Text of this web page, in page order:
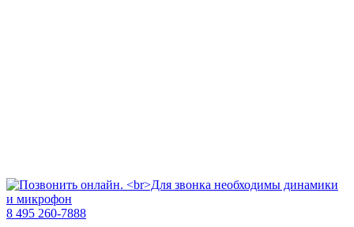
8 495 260-7888